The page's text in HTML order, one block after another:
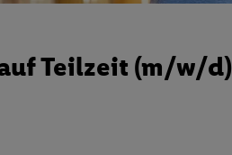
Teilzeit (m/w/d)